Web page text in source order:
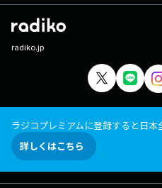
radiko.jp
ラジコプレミアムに登録すると日
詳しくはこちら